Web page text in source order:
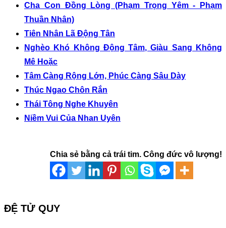
Cha Con Đồng Lòng (Phạm Trọng Yêm - Phạm
Thuần Nhân)
Tiên Nhân Lã Động Tân
Nghèo Khó Không Động Tâm, Giàu Sang Không
Mê Hoặc
Tâm Càng Rộng Lớn, Phúc Càng Sâu Dày
Thúc Ngao Chôn Rắn
Thái Tông Nghe Khuyên
Niềm Vui Của Nhan Uyên
Chia sẻ bằng cả trái tim. Công đức vô lượng!
ĐỆ TỬ QUY